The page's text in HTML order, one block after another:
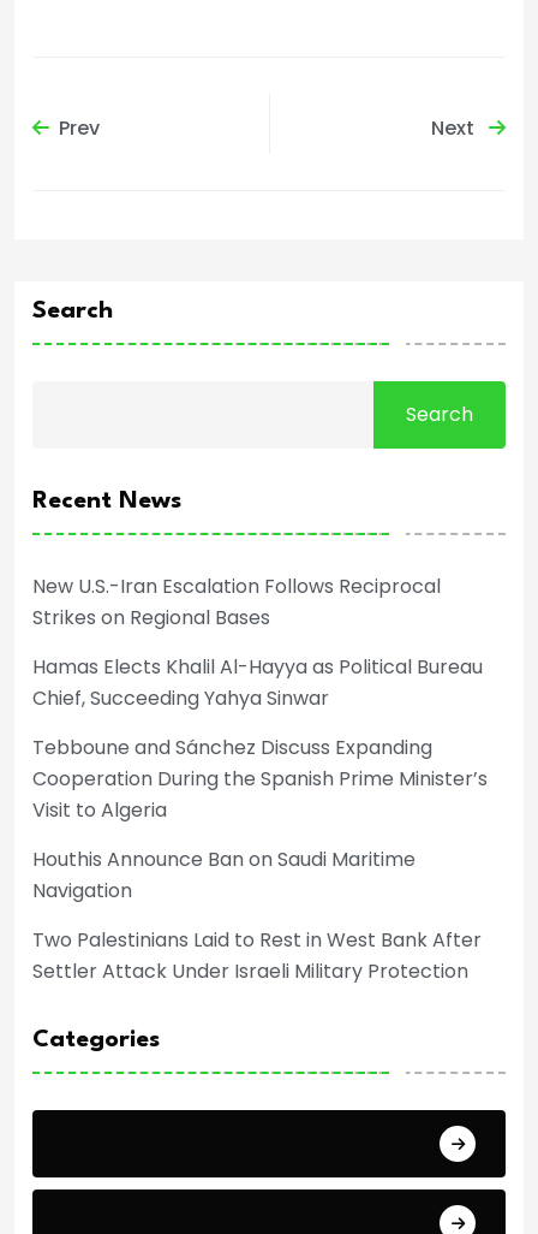
Prev Next
Search
Search
Recent News
New U.S.-Iran Escalation Follows Reciprocal
Strikes on Regional Bases
Hamas Elects Khalil Al-Hayya as Political Bureau
Chief, Succeeding Yahya Sinwar
Tebboune and Sánchez Discuss Expanding
Cooperation During the Spanish Prime Minister’s
Visit to Algeria
Houthis Announce Ban on Saudi Maritime
Navigation
Two Palestinians Laid to Rest in West Bank After
Settler Attack Under Israeli Military Protection
Categories